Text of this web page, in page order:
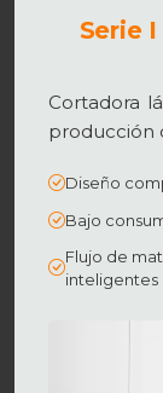
Serie
Cortadora
producción
Diseño
Bajo
Flujo de
inteligentes